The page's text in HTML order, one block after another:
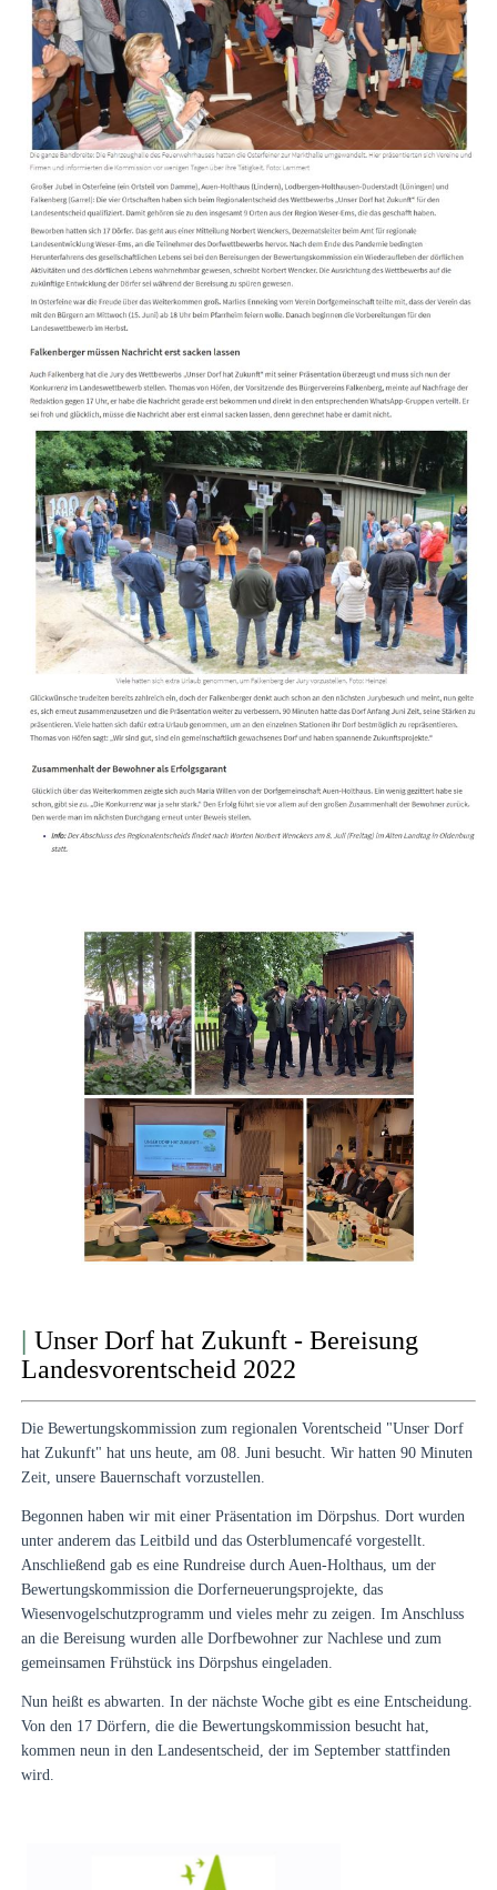
| Unser Dorf hat Zukunft - Bereisung
Landesvorentscheid 2022
Die Bewertungskommission zum regionalen Vorentscheid "Unser Dorf
hat Zukunft" hat uns heute, am 08. Juni besucht. Wir hatten 90 Minuten
Zeit, unsere Bauernschaft vorzustellen.
Begonnen haben wir mit einer Präsentation im Dörpshus. Dort wurden
unter anderem das Leitbild und das Osterblumencafé vorgestellt.
Anschließend gab es eine Rundreise durch Auen-Holthaus, um der
Bewertungskommission die Dorferneuerungsprojekte, das
Wiesenvogelschutzprogramm und vieles mehr zu zeigen. Im Anschluss
an die Bereisung wurden alle Dorfbewohner zur Nachlese und zum
gemeinsamen Frühstück ins Dörpshus eingeladen.
Nun heißt es abwarten. In der nächste Woche gibt es eine Entscheidung.
Von den 17 Dörfern, die die Bewertungskommission besucht hat,
kommen neun in den Landesentscheid, der im September stattfinden
wird.